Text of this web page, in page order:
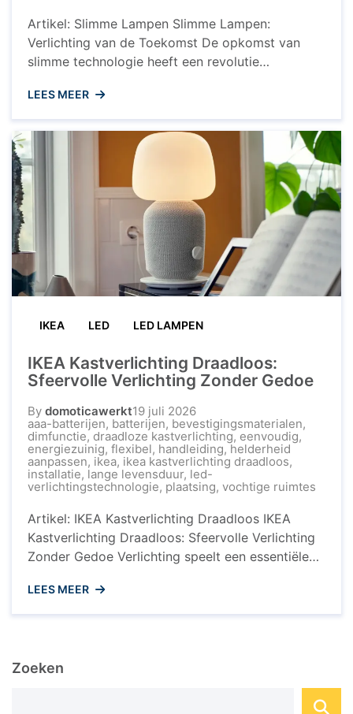
Artikel: Slimme Lampen Slimme Lampen:
Verlichting van de Toekomst De opkomst van
slimme technologie heeft een revolutie
geldt ook voor verlichting. Slimme lampen, ook
wel bekend als smart lampen, bieden talloze
voordelen en mogelijkheden die traditionele
verlichtingssystemen overtreffen. Wat zijn
Slimme Lampen? Slimme lampen zijn LED-lampen
die verbonden ...
LEES MEER
IKEA LED LED LAMPEN
IKEA Kastverlichting Draadloos:
Sfeervolle Verlichting Zonder Gedoe
By domoticawerkt19 juli 2026
aaa-batterijen, batterijen, bevestigingsmaterialen,
dimfunctie, draadloze kastverlichting, eenvoudig,
energiezuinig, flexibel, handleiding,helderheid
aanpassen, ikea, ikea kastverlichting draadloos,
installatie, lange levensduur, led-
verlichtingstechnologie, plaatsing, vochtige ruimtes
Artikel: IKEA Kastverlichting Draadloos IKEA
Kastverlichting Draadloos: Sfeervolle Verlichting
Zonder Gedoe Verlichting speelt een essentiële
sfeer in huis. Met de draadloze kastverlichting
van IKEA wordt het eenvoudig om donkere
voordelen voor ...
LEES MEER
Zoeken